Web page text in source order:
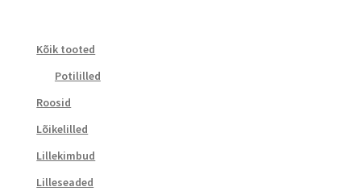
Kõik tooted
Potililled
Roosid
Lõikelilled
Lillekimbud
Lilleseaded